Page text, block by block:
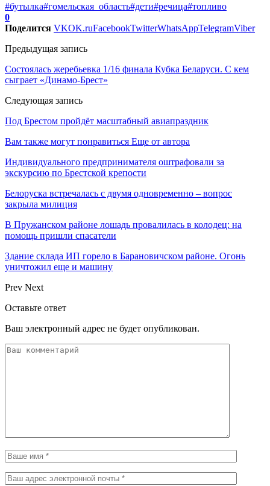
#бутылка#гомельская_область#дети#речица#топливо
0
Поделится VKOK.ruFacebookTwitterWhatsAppTelegramViber
Предыдущая запись
Состоялась жеребьевка 1/16 финала Кубка Беларуси. С кем
сыграет «Динамо-Брест»
Следующая запись
Под Брестом пройдёт масштабный авиапраздник
Вам также могут понравиться Еще от автора
Индивидуального предпринимателя оштрафовали за
экскурсию по Брестской крепости
Белоруска встречалась с двумя одновременно – вопрос
закрыла милиция
В Пружанском районе лошадь провалилась в колодец: на
помощь пришли спасатели
Здание склада ИП горело в Барановичском районе. Огонь
уничтожил еще и машину
Prev Next
Оставьте ответ
Ваш электронный адрес не будет опубликован.